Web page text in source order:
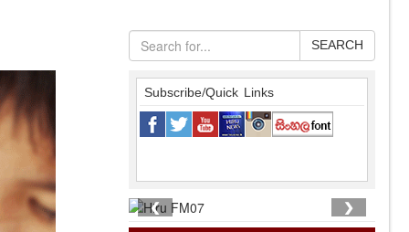
SEARCH
Subscribe/Quick Links
❮ ❯